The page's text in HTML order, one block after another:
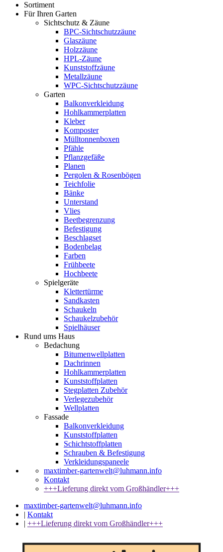
Sortiment
Für Ihren Garten
Sichtschutz & Zäune
BPC-Sichtschutzzäune
Glaszäune
Holzzäune
HPL-Zäune
Kunststoffzäune
Metallzäune
WPC-Sichtschutzzäune
Garten
Balkonverkleidung
Hohlkammerplatten
Kleber
Komposter
Mülltonnenboxen
Pfähle
Pflanzgefäße
Planen
Pergolen & Rosenbögen
Teichfolie
Bänke
Unterstand
Vlies
Beetbegrenzung
Befestigung
Beschlagset
Bodenbelag
Farben
Frühbeete
Hochbeete
Spielgeräte
Klettertürme
Sandkasten
Schaukeln
Schaukelzubehör
Spielhäuser
Rund ums Haus
Bedachung
Bitumenwellplatten
Dachrinnen
Hohlkammerplatten
Kunststoffplatten
Stegplatten Zubehör
Verlegezubehör
Wellplatten
Fassade
Balkonverkleidung
Kunststoffplatten
Schichtstoffplatten
Schrauben & Befestigung
Verkleidungspaneele
maxtimber-gartenwelt@luhmann.info
Kontakt
+++Lieferung direkt vom Großhändler+++
maxtimber-gartenwelt@luhmann.info
| Kontakt
| +++Lieferung direkt vom Großhändler+++